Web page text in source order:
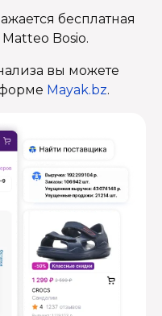
бесплатная
Bosio.
вы можете
Mayak.bz.